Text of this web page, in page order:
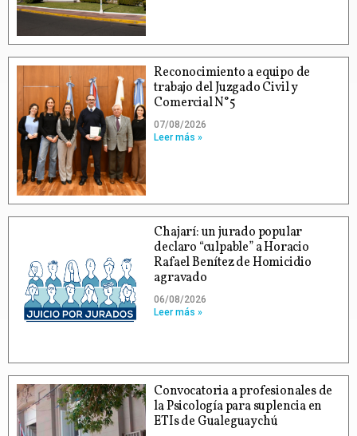
Reconocimiento a equipo de
trabajo del Juzgado Civil y
Comercial N°5
07/08/2026
Leer más »
Chajarí: un jurado popular
declaro “culpable” a Horacio
Rafael Benítez de Homicidio
agravado
06/08/2026
Leer más »
Convocatoria a profesionales de
la Psicología para suplencia en
ETIs de Gualeguaychú